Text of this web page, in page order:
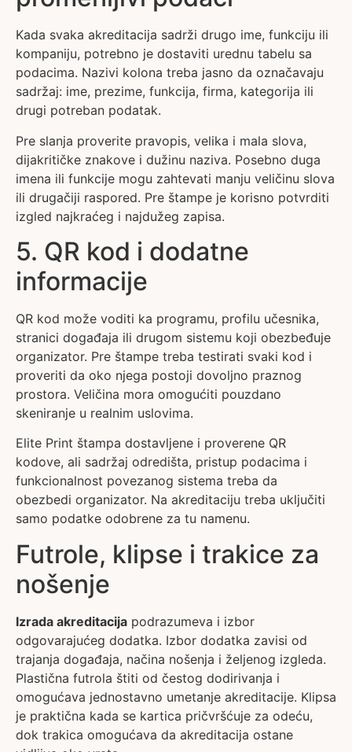
Kada svaka akreditacija sadrži drugo ime, funkciju ili
kompaniju, potrebno je dostaviti urednu tabelu sa
podacima. Nazivi kolona treba jasno da označavaju
sadržaj: ime, prezime, funkcija, firma, kategorija ili
drugi potreban podatak.
Pre slanja proverite pravopis, velika i mala slova,
dijakritičke znakove i dužinu naziva. Posebno duga
imena ili funkcije mogu zahtevati manju veličinu slova
ili drugačiji raspored. Pre štampe je korisno potvrditi
izgled najkraćeg i najdužeg zapisa.
5. QR kod i dodatne
informacije
QR kod može voditi ka programu, profilu učesnika,
stranici događaja ili drugom sistemu koji obezbeđuje
organizator. Pre štampe treba testirati svaki kod i
proveriti da oko njega postoji dovoljno praznog
prostora. Veličina mora omogućiti pouzdano
skeniranje u realnim uslovima.
Elite Print štampa dostavljene i proverene QR
kodove, ali sadržaj odredišta, pristup podacima i
funkcionalnost povezanog sistema treba da
obezbedi organizator. Na akreditaciju treba uključiti
samo podatke odobrene za tu namenu.
Futrole, klipse i trakice za
nošenje
Izrada akreditacija podrazumeva i izbor
odgovarajućeg dodatka. Izbor dodatka zavisi od
trajanja događaja, načina nošenja i željenog izgleda.
Plastična futrola štiti od čestog dodirivanja i
omogućava jednostavno umetanje akreditacije. Klipsa
je praktična kada se kartica pričvršćuje za odeću,
dok trakica omogućava da akreditacija ostane